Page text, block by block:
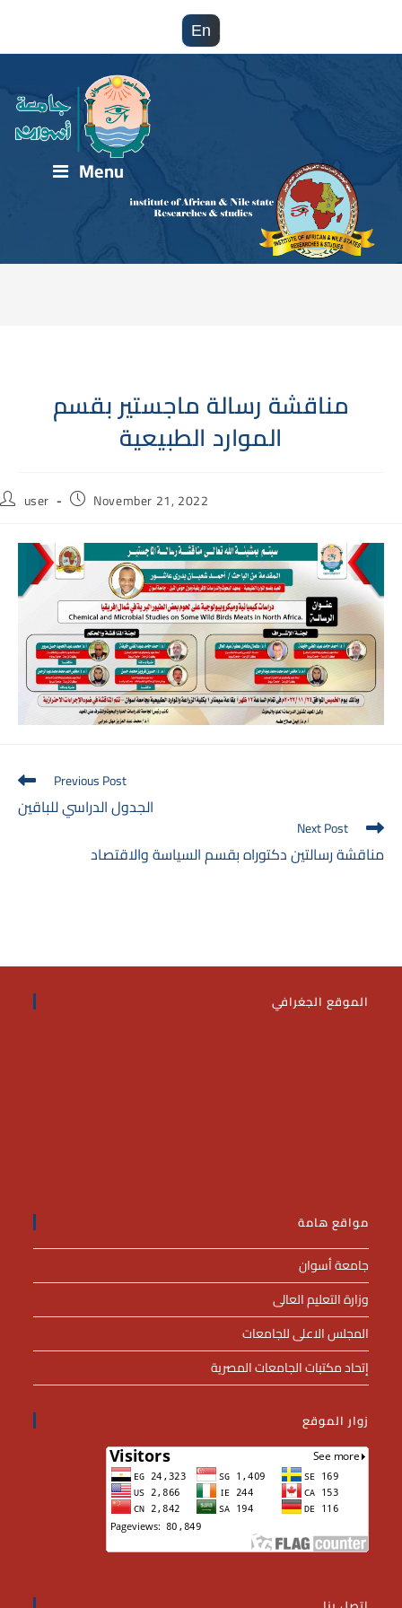
En
Menu
مناقشة رسالة ماجستير بقسم
الموارد الطبيعية
Postuser PostNovember 21, 2022
Read
more
articles
Previous Post
الجدول الدراسي للباقين
Next Post
مناقشة رسالتين دكتوراه بقسم السياسة والاقتصاد
الموقع الجغرافي
مواقع هامة
جامعة أسوان
وزارة التعليم العالى
المجلس الاعلى للجامعات
إتحاد مكتبات الجامعات المصرية
زوار الموقع